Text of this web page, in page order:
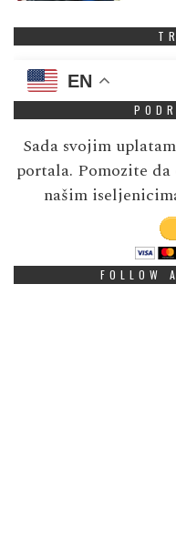
EN
Sada svojim
portala. Pomozite
našim
FOLLOW